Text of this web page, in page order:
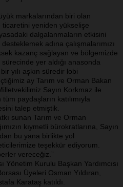
markalarından biri olan
yeniden yükselişe
dalgalanmaların etkisini
adına çalışmalarımızı
kazanç sağlayan ve bölgemizde
yer aldığı anasonda
yılı aşkın süredir lobi
ay Tarım ve Orman Bakan
Sayın Korkmaz ile
paydaşların katılımıyla
talep etmiştik.
sunan Tarım ve Orman
kıymetli bürokratlarına, Sayın
bu yana birlikte yol
teşekkür ediyorum.
vereceğiz.”
Yönetim Kurulu Başkan Yardımcısı
Üyeleri Osman Yıldıran,
Karataş katıldı.